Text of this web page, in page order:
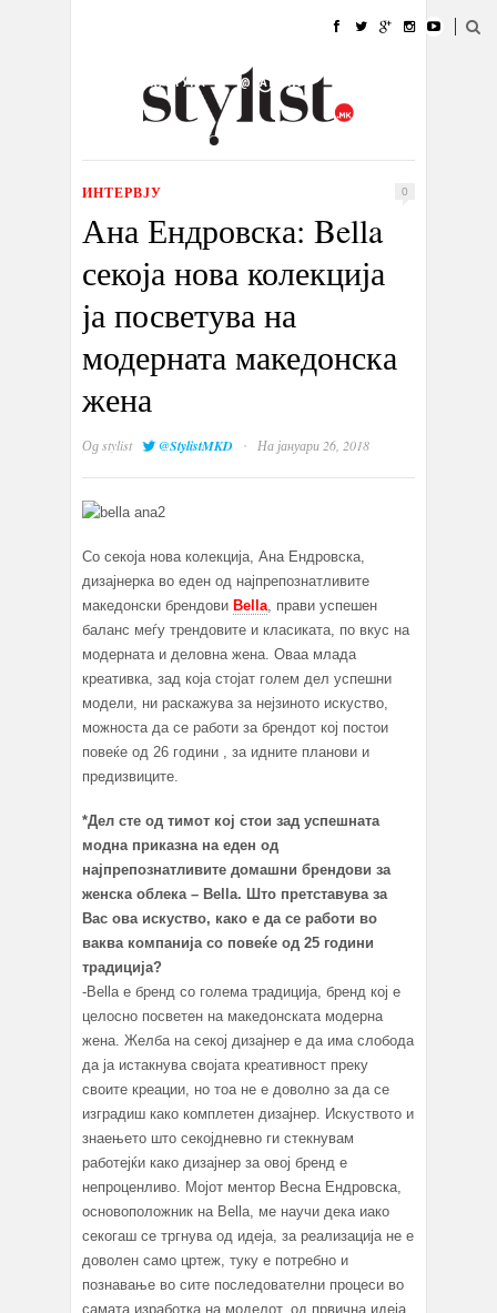
УБАВИНА
КУЛТУРА @РАБОТА
ИЗЛОГ
ИНТЕРВЈУ 0
Ана Ендровска: Bella
секоја нова колекција
ја посветува на
модерната македонска
жена
Одstylist @StylistMKD · На јануари 26, 2018
Со секоја нова колекција, Ана Ендровска,
дизајнерка во еден од најпрепознатливите
македонски брендови Bella, прави успешен
баланс меѓу трендовите и класиката, по вкус на
модерната и деловна жена. Оваа млада
креативка, зад која стојат голем дел успешни
модели, ни раскажува за нејзиното искуство,
можноста да се работи за брендот кој постои
повеќе од 26 години , за идните планови и
предизвиците.
*Дел сте од тимот кој стои зад успешната
модна приказна на еден од
најпрепознатливите домашни брендови за
женска облека – Bella. Што претставува за
Вас ова искуство, како е да се работи во
ваква компанија со повеќе од 25 години
традиција?
-Bella е бренд со голема традиција, бренд кој е
целосно посветен на македонската модерна
жена. Желба на секој дизајнер е да има слобода
да ја истакнува својата креативност преку
своите креации, но тоа не е доволно за да се
изградиш како комплетен дизајнер. Искуството и
знаењето што секојдневно ги стекнувам
работејќи како дизајнер за овој бренд е
непроценливо. Мојот ментор Весна Ендровска,
основоположник на Bella, ме научи дека иако
секогаш се тргнува од идеја, за реализација не е
доволен само цртеж, туку е потребно и
познавање во сите последователни процеси во
самата изработка на моделот, од првична идеја